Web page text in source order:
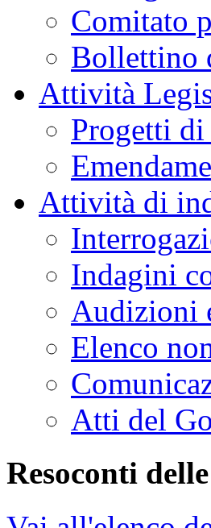
Comitato
Bollettino
Attività
Progetti di
Attività di
Indagini
Audizioni
Elenco
Atti del
Resoconti